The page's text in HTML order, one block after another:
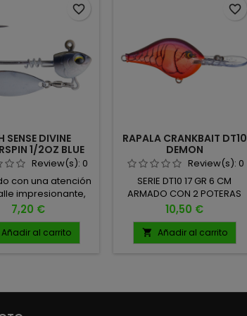
SENSE DIVINE
1/2OZ BLUE
HERRING
Review(s): 0
con una atención
impresionante,
Underspin de 6th
es una herramienta
para tentar a los
más
pensada
Precio
7,20 €
Añadir al carrito
favorite_border
RAPALA CRANKBAIT DT10
DEMON
Review(s): 0
SERIE DT10 17 GR 6 CM
ARMADO CON 2 POTERAS
VMC
Precio
10,50 €
 Añadir al carrito
favorite_border